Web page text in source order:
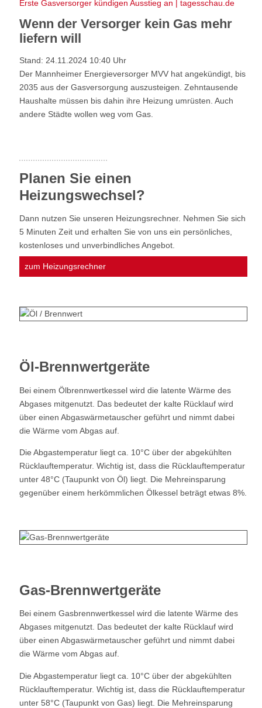
Erste Gasversorger kündigen Ausstieg an | tagesschau.de
Wenn der Versorger kein Gas mehr
liefern will
Stand: 24.11.2024 10:40 Uhr
Der Mannheimer Energieversorger MVV hat angekündigt, bis
2035 aus der Gasversorgung auszusteigen. Zehntausende
Haushalte müssen bis dahin ihre Heizung umrüsten. Auch
andere Städte wollen weg vom Gas.
Planen Sie einen
Heizungswechsel?
Dann nutzen Sie unseren Heizungsrechner. Nehmen Sie sich
5 Minuten Zeit und erhalten Sie von uns ein persönliches,
kostenloses und unverbindliches Angebot.
zum Heizungsrechner
Öl-Brennwertgeräte
Bei einem Ölbrennwertkessel wird die latente Wärme des
Abgases mitgenutzt. Das bedeutet der kalte Rücklauf wird
über einen Abgaswärmetauscher geführt und nimmt dabei
die Wärme vom Abgas auf.
Die Abgastemperatur liegt ca. 10°C über der abgekühlten
Rücklauftemperatur. Wichtig ist, dass die Rücklauftemperatur
unter 48°C (Taupunkt von Öl) liegt. Die Mehreinsparung
gegenüber einem herkömmlichen Ölkessel beträgt etwas 8%.
Gas-Brennwertgeräte
Bei einem Gasbrennwertkessel wird die latente Wärme des
Abgases mitgenutzt. Das bedeutet der kalte Rücklauf wird
über einen Abgaswärmetauscher geführt und nimmt dabei
die Wärme vom Abgas auf.
Die Abgastemperatur liegt ca. 10°C über der abgekühlten
Rücklauftemperatur. Wichtig ist, dass die Rücklauftemperatur
unter 58°C (Taupunkt von Gas) liegt. Die Mehreinsparung